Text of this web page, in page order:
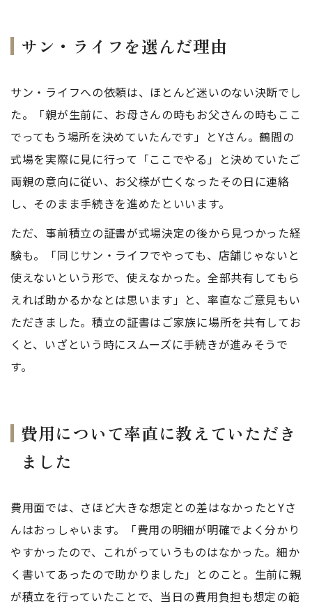
サン・ライフを選んだ理由
サン・ライフへの依頼は、ほとんど迷いのない決断でし
た。「親が生前に、お母さんの時もお父さんの時もここ
でってもう場所を決めていたんです」とYさん。鶴間の
式場を実際に見に行って「ここでやる」と決めていたご
両親の意向に従い、お父様が亡くなったその日に連絡
し、そのまま手続きを進めたといいます。
ただ、事前積立の証書が式場決定の後から見つかった経
験も。「同じサン・ライフでやっても、店舗じゃないと
使えないという形で、使えなかった。全部共有してもら
えれば助かるかなとは思います」と、率直なご意見もい
ただきました。積立の証書はご家族に場所を共有してお
くと、いざという時にスムーズに手続きが進みそうで
す。
費用について率直に教えていただき
ました
費用面では、さほど大きな想定との差はなかったとYさ
んはおっしゃいます。「費用の明細が明確でよく分かり
やすかったので、これがっていうものはなかった。細か
く書いてあったので助かりました」とのこと。生前に親
が積立を行っていたことで、当日の費用負担も想定の範